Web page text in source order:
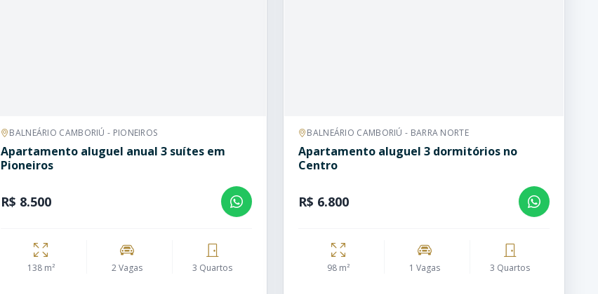
BALNEÁRIO CAMBORIÚ - PIONEIROS
Apartamento aluguel anual 3 suítes em
Pioneiros
R$ 8.500
138 m² 2 Vagas 3 Quartos
BALNEÁRIO CAMBORIÚ - BARRA NORTE
Apartamento aluguel 3 dormitórios no
Centro
R$ 6.800
98 m² 1 Vagas 3 Quartos